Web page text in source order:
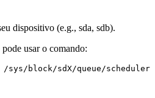
dispositivo (e.g., sda, sdb).
usar o comando: